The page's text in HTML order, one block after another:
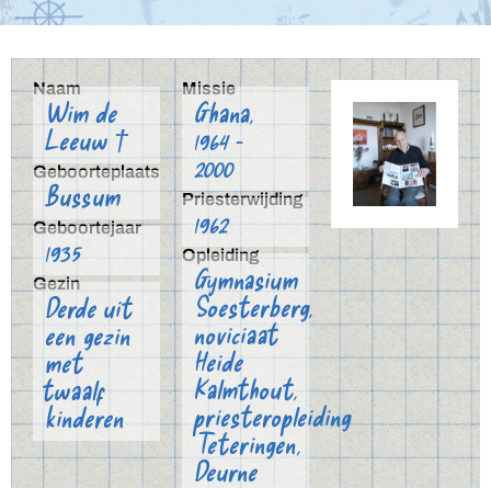
Naam
Wim de
Leeuw †
Geboorteplaats
Bussum
Geboortejaar
1935
Gezin
Derde uit
een gezin
met
twaalf
kinderen
Missie
Ghana,
1964 -
2000
Priesterwijding
1962
Opleiding
Gymnasium
Soesterberg,
noviciaat
Heide
Kalmthout,
priesteropleiding
Teteringen,
Deurne